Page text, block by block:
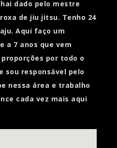
dado pelo mestre
de jiu jitsu. Tenho 24
Aqui faço um
a 7 anos que vem
por todo o
sou responsável pelo
nessa área e trabalho
cada vez mais aqui